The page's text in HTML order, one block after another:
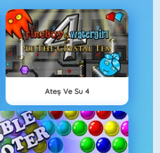
Ateş Ve Su 4